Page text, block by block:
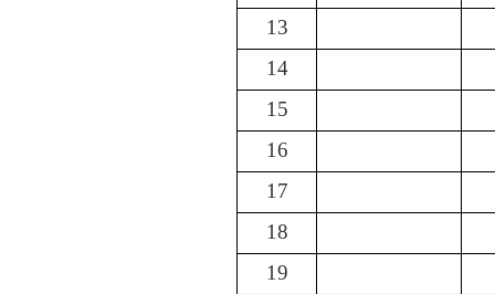
13
14
15
16
17
18
19